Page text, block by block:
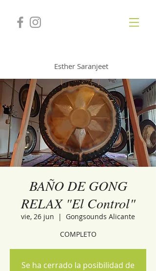
Esther Saranjeet
BAÑO DE GONG
RELAX "El Control"
vie, 26 jun
  |
Gongsounds Alicante
COMPLETO
Se ha cerrado la posibilidad de